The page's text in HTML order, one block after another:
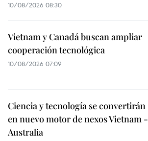
10/08/2026 08:30
Vietnam y Canadá buscan ampliar
cooperación tecnológica
10/08/2026 07:09
Ciencia y tecnología se convertirán
en nuevo motor de nexos Vietnam -
Australia